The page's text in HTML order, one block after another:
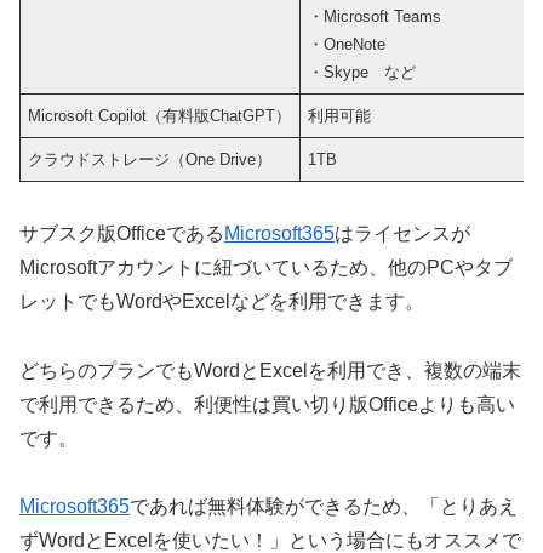
・Microsoft Teams
・OneNote
・Skype など
Microsoft Copilot（有料版ChatGPT） 利用可能
クラウドストレージ（One Drive） 1TB
サブスク版Officeである Microsoft365はライセンスが
Microsoftアカウントに紐づいているため、他のPCやタブ
レットでもWordやExcelなどを利用できます。
どちらのプランでもWordとExcelを利用でき、複数の端末
で利用できるため、利便性は買い切り版Officeよりも高い
です。
Microsoft365であれば無料体験ができるため、「とりあえ
ずWordとExcelを使いたい！」という場合にもオススメで